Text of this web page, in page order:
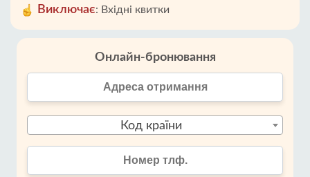
Виключає: Вхідні квитки
Онлайн-бронювання
Код країни